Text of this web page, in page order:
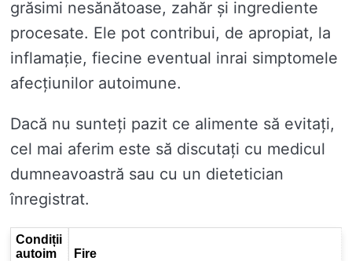
grăsimi nesănătoase, zahăr și ingrediente
procesate. Ele pot contribui, de apropiat, la
inflamație, fiecine eventual inrai simptomele
afecțiunilor autoimune.
Dacă nu sunteți pazit ce alimente să evitați,
cel mai aferim este să discutați cu medicul
dumneavoastră sau cu un dietetician
înregistrat.
Condiții
autoim
Fire